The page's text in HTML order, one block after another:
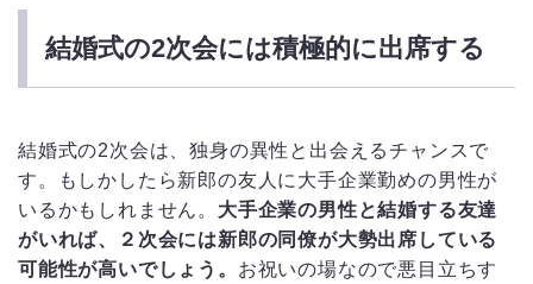
結婚式の2次会には積極的に出席する
結婚式の2次会は、独身の異性と出会えるチャンスで
す。もしかしたら新郎の友人に大手企業勤めの男性が
いるかもしれません。 大手企業の男性と結婚する友達
がいれば、２次会には新郎の同僚が大勢出席している
可能性が高いでしょう。 お祝いの場なので悪目立ちす